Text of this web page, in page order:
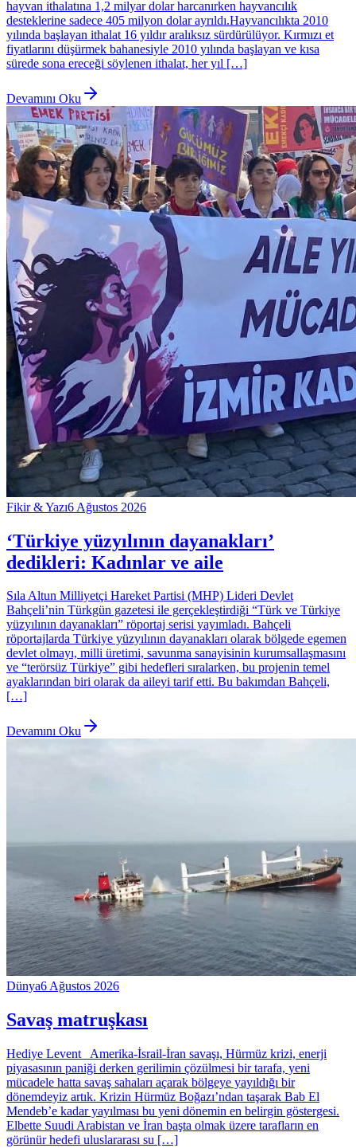
hayvan ithalatına 1,2 milyar dolar harcanırken hayvancılık
desteklerine sadece 405 milyon dolar ayrıldı.Hayvancılıkta 2010
yılında başlayan ithalat 16 yıldır aralıksız sürdürülüyor. Kırmızı et
fiyatlarını düşürmek bahanesiyle 2010 yılında başlayan ve kısa
sürede sona ereceği söylenen ithalat, her yıl […]
Devamını Oku
Fikir & Yazı6 Ağustos 2026
‘Türkiye yüzyılının dayanakları’
dedikleri: Kadınlar ve aile
Sıla Altun Milliyetçi Hareket Partisi (MHP) Lideri Devlet
Bahçeli’nin Türkgün gazetesi ile gerçekleştirdiği “Türk ve Türkiye
yüzyılının dayanakları” röportaj serisi yayımladı. Bahçeli
röportajlarda Türkiye yüzyılının dayanakları olarak bölgede egemen
devlet olmayı, milli üretimi, savunma sanayisinin kurumsallaşmasını
ve “terörsüz Türkiye” gibi hedefleri sıralarken, bu projenin temel
ayaklarından biri olarak da aileyi tarif etti. Bu bakımdan Bahçeli,
[…]
Devamını Oku
Dünya6 Ağustos 2026
Savaş matruşkası
Hediye Levent Amerika-İsrail-İran savaşı, Hürmüz krizi, enerji
piyasasının paniği derken gerilimin çözülmesi bir tarafa, yeni
mücadele hatta savaş sahaları açarak bölgeye yayıldığı bir
dönemdeyiz artık. Krizin Hürmüz Boğazı’ndan taşarak Bab El
Mendeb’e kadar yayılması bu yeni dönemin en belirgin göstergesi.
Elbette Suudi Arabistan ve İran başta olmak üzere tarafların en
görünür hedefi uluslararası su […]